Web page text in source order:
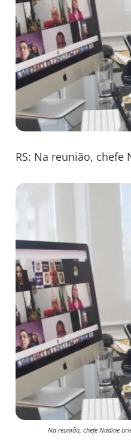
RS: Na reunião,
Na reunião, chefe Nadine